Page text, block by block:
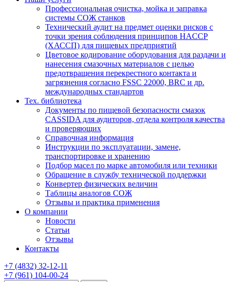
Профессиональная очистка, мойка и заправка
системы СОЖ станков
Технический аудит на предмет оценки рисков с
точки зрения соблюдения принципов HACCP
(ХАССП) для пищевых предприятий
Цветовое кодирование оборудования для раздачи и
нанесения смазочных материалов с целью
предотвращения перекрестного контакта и
загрязнения согласно FSSC 22000, BRC и др.
международных стандартов
Тех. библиотека
Документы по пищевой безопасности смазок
CASSIDA для аудиторов, отдела контроля качества
и проверяющих
Справочная информация
Инструкции по эксплуатации, замене,
транспортировке и хранению
Подбор масел по марке автомобиля или техники
Обращение в службу технической поддержки
Конвертер физических величин
Таблицы аналогов СОЖ
Отзывы и практика применения
О компании
Новости
Статьи
Отзывы
Контакты
+7 (4832) 32-12-11
+7 (961) 104-00-24